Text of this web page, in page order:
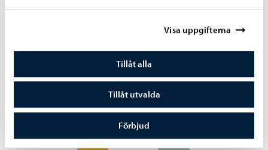
Visa uppgifterna
Tillåt alla
Tillåt utvalda
Förbjud
Stadsstyrelsens beslut 29.6.2026